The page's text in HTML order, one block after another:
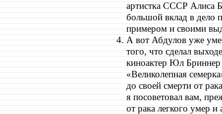
артистка СССР Алиса
большой вклад в дело
примером и своими
А вот Абдулов уже
того, что сделал
киноактер Юл
«Великолепная
до своей смерти от
я посоветовал вам,
от рака легкого умер